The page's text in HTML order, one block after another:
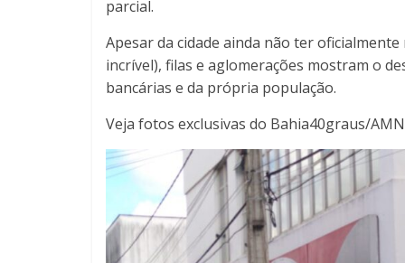
parcial.
Apesar da cidade ainda não ter
incrível), filas e aglomerações mostram o
bancárias e da própria população.
Veja fotos exclusivas do Bahia40graus/